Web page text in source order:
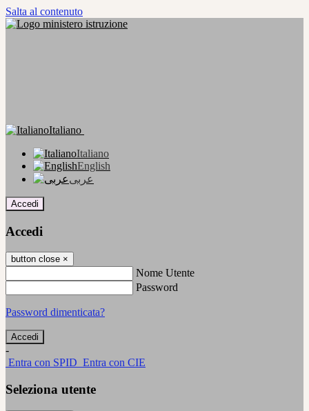
Salta al contenuto
Italiano
Italiano
English
عربى
Accedi
Accedi
button close ×
Nome Utente
Password
Password dimenticata?
-
Entra con SPID Entra con CIE
Seleziona utente